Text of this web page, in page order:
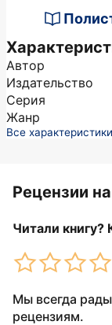
Автор
Издательство
Серия
Жанр
Все характеристики
Рецензии
Читали книгу?
Мы всегда
рецензиям.